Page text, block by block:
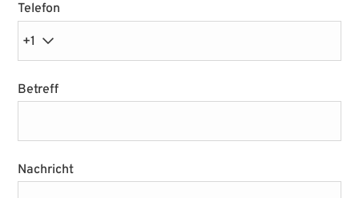
STORE PARIS
STORE ISTANBUL
Telefon
+1
Betreff
Nachricht